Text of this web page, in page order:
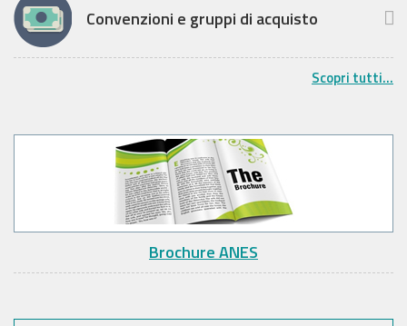
Convenzioni e gruppi di acquisto
Scopri tutti...
Brochure ANES